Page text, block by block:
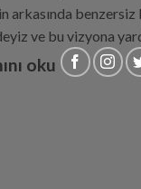
arkasında benzersiz
ve bu vizyona
oku